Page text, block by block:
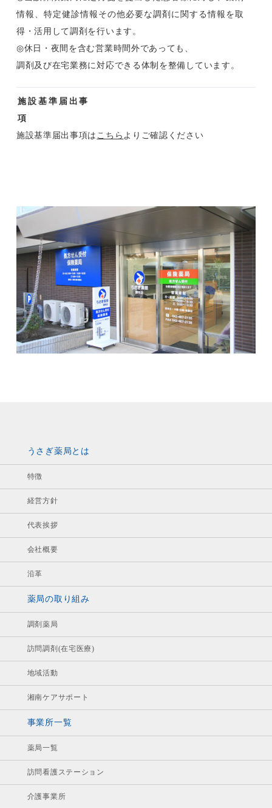
情報、特定健診情報その他必要な調剤に関する情報を取
得・活用して調剤を行います。
◎休日・夜間を含む営業時間外であっても、
調剤及び在宅業務に対応できる体制を整備しています。
施設基準届出事
項
施設基準届出事項は こちら よりご確認ください
うさぎ薬局とは
特徴
経営方針
代表挨拶
会社概要
沿革
薬局の取り組み
調剤薬局
訪問調剤(在宅医療)
地域活動
湘南ケアサポート
事業所一覧
薬局一覧
訪問看護ステーション
介護事業所